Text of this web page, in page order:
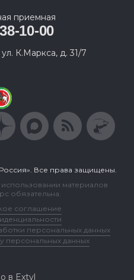
приемная
10-00
ул. К.Маркса, д. 31/7
Все права защищены.
материалов
обязательна.
соглашение
персональных данных
персональных данных
в Extyl